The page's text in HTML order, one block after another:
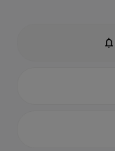
notifications